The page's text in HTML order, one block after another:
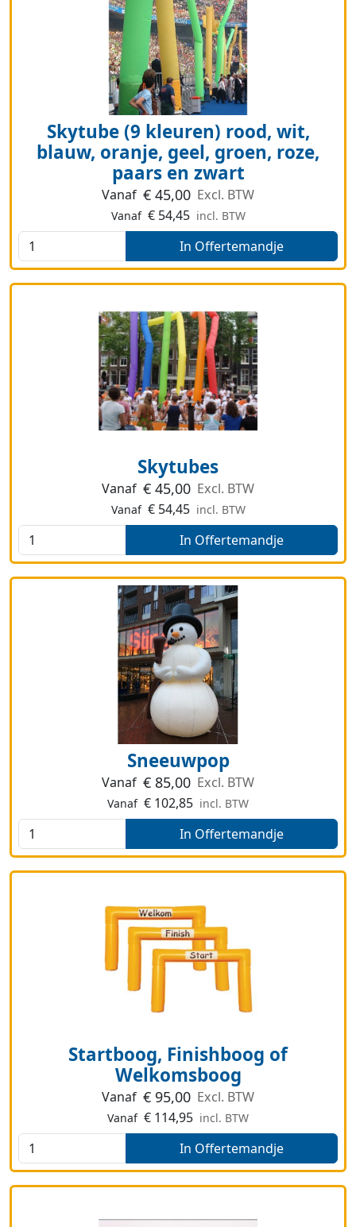
Skytube (9 kleuren) rood, wit,
blauw, oranje, geel, groen, roze,
paars en zwart
Vanaf € 45,00 Excl. BTW
Vanaf € 54,45 incl. BTW
In Offertemandje
Skytubes
Vanaf € 45,00 Excl. BTW
Vanaf € 54,45 incl. BTW
In Offertemandje
Sneeuwpop
Vanaf € 85,00 Excl. BTW
Vanaf € 102,85 incl. BTW
In Offertemandje
Startboog, Finishboog of
Welkomsboog
Vanaf € 95,00 Excl. BTW
Vanaf € 114,95 incl. BTW
In Offertemandje